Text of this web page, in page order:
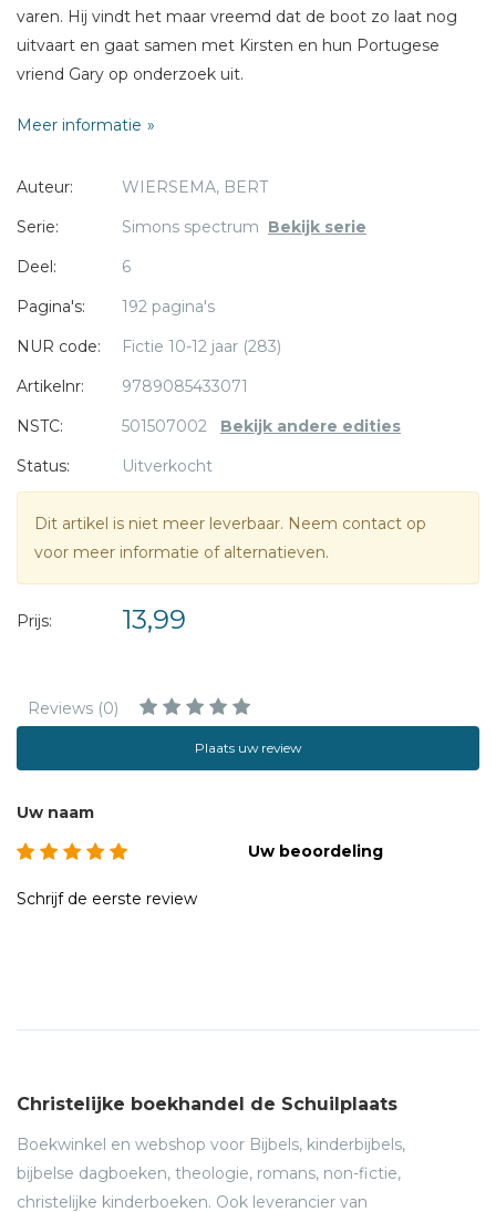
varen. Hij vindt het maar vreemd dat de boot zo laat nog
uitvaart en gaat samen met Kirsten en hun Portugese
vriend Gary op onderzoek uit.
Als ze de portboot op de oceaan bijna hebben ingehaald,
het begin van een razend spannende strijd tegen een
bende slimme drugssmokkelaars. Een gevecht tegen
Meer informatie
Auteur:
WIERSEMA, BERT
Serie:
Simons spectrum Bekijk serie
Deel:
6
Pagina's:
192 pagina's
NUR code:
Fictie 10-12 jaar (283)
Artikelnr:
9789085433071
NSTC:
501507002 Bekijk andere edities
Status:
Uitverkocht
Dit artikel is niet meer leverbaar. Neem contact op
voor meer informatie of alternatieven.
Prijs: 13,99
Reviews (0)
Plaats uw review
Titel *
Uw naam
Uw beoordeling
Schrijf de eerste review
Christelijke boekhandel de Schuilplaats
Boekwinkel en webshop voor Bijbels, kinderbijbels,
bijbelse dagboeken, theologie, romans, non-fictie,
christelijke kinderboeken. Ook leverancier van